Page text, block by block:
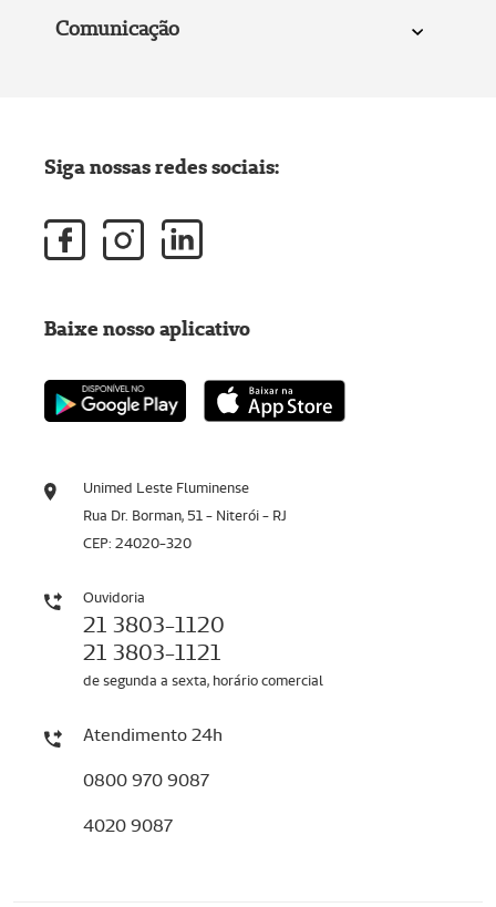
Comunicação
Unimed Leste Fluminense
Rua Dr. Borman, 51 - Niterói - RJ
CEP: 24020-320
Ouvidoria
21 3803-1120
21 3803-1121
de segunda a sexta, horário comercial
Atendimento 24h
0800 970 9087
4020 9087
Siga nossas redes sociais:
Baixe nosso aplicativo